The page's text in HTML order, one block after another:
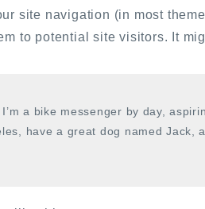
site navigation (in most
to potential site visitors. It
a bike messenger by day,
have a great dog named Jack,